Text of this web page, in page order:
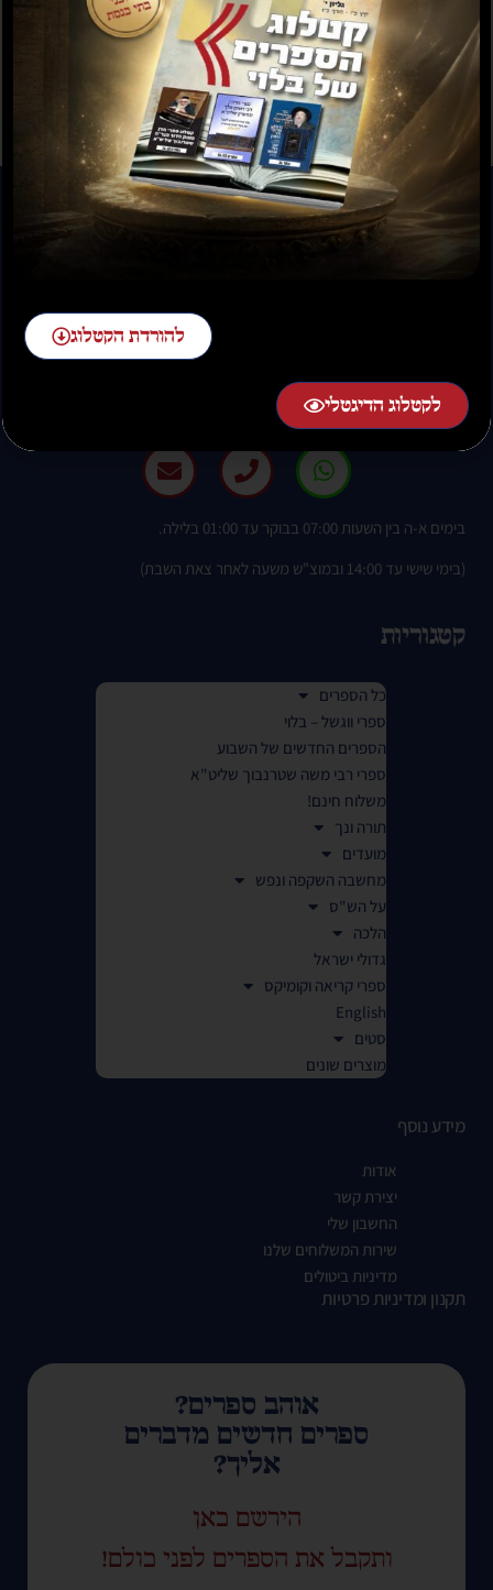
תשועה ברוב יועץ
₪35.00 ₪ 15.00
תשובה מאת הרב ראובן
לויכטר שליטא
30.00
להזמנות חייגו:
02-58-58-58-1 שלוחה 2
בימים א-ה בין השעות 07:00 בבוקר עד 01:00 בלילה.
(בימי שישי עד 14:00 ובמוצ"ש משעה לאחר צאת השבת)
קטגוריות
כל הספרים
ספרי ווגשל – בלוי
הספרים החדשים של השבוע
ספרי רבי משה שטרנבוך שליט"א
משלוח חינם!
תורה ונך
מועדים
מחשבה השקפה ונפש
על הש"ס
הלכה
גדולי ישראל
ספרי קריאה וקומיקס
English
סטים
מוצרים שונים
מידע נוסף
אודות
יצירת קשר
החשבון שלי
שירות המשלוחים שלנו
מדיניות ביטולים
תקנון ומדיניות פרטיות
אוהב ספרים?
ספרים חדשים מדברים
אליך?
הירשם כאן
ותקבל את הספרים לפני כולם!
להורדת הקטלוג
לקטלוג הדיגטלי